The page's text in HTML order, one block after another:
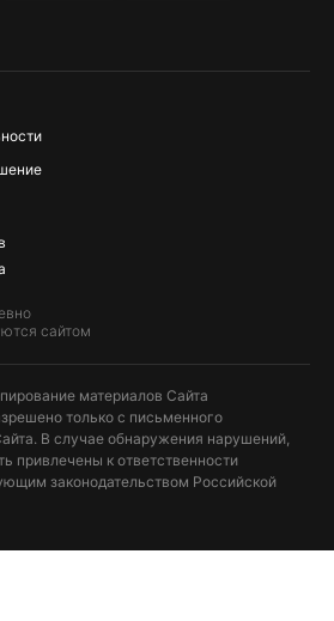
сайтом
материалов Сайта
только с письменного
В случае обнаружения нарушений,
привлечены к ответственности
законодательством Российской